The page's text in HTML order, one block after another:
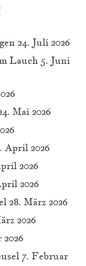
24. Juli 2026
Lauch 5. Juni
Mai 2026
April 2026
2026
2026
28. März 2026
2026
2026
7. Februar